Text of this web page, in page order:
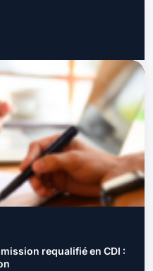
requalifié en CDI :